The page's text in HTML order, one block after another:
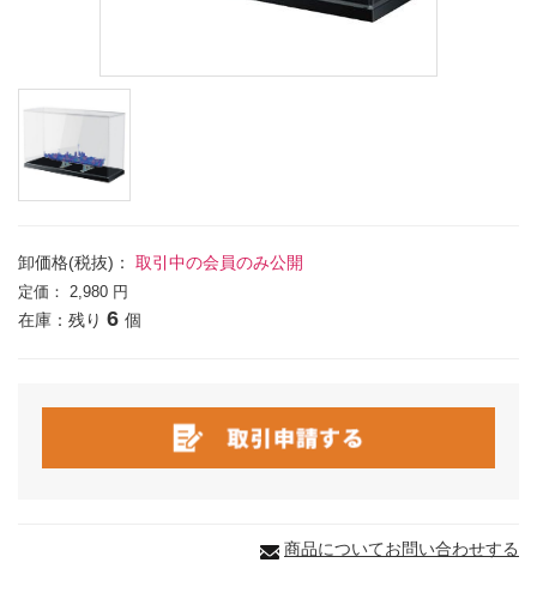
卸価格(税抜)： 取引中の会員のみ公開
定価： 2,980 円
在庫：残り 6 個
商品についてお問い合わせする